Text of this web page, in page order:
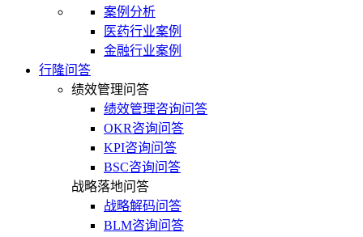
案例分析
医药行业案例
金融行业案例
行隆问答
绩效管理问答
绩效管理咨询问答
OKR咨询问答
KPI咨询问答
BSC咨询问答
战略落地问答
战略解码问答
BLM咨询问答